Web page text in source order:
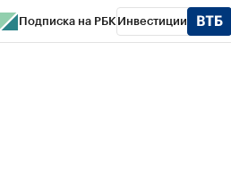
Подписка на РБК Инвестиции